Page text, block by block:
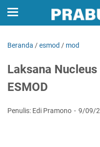
Beranda /esmod / mod
Laksana
ESMOD
Penulis: Edi Pramono 9/09/